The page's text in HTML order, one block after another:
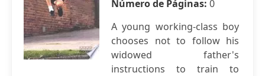
Número de Páginas: 0
A young working-class boy
chooses not to follow his
widowed father's
instructions to train to